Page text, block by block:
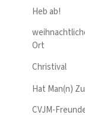
Heb ab!
Ort
Christival
Hat Man(n)
CVJM-